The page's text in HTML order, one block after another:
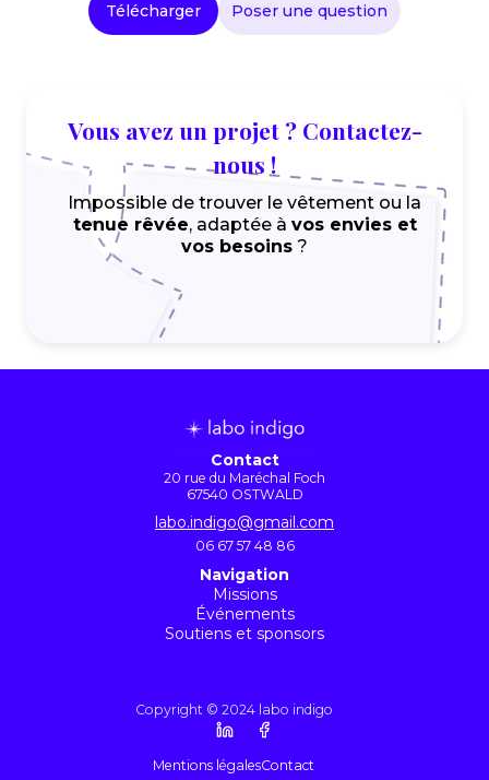
Télécharger Poser une question
Vous avez un projet ? Contactez-
nous !
Impossible de trouver le vêtement ou la
tenue rêvée, adaptée à vos envies et
vos besoins ?
Contactez-nous !
Contact
20 rue du Maréchal Foch
67540 OSTWALD
labo.indigo@gmail.com
06 67 57 48 86
Navigation
Missions
Événements
Soutiens et sponsors
Copyright © 2024 labo indigo
Mentions légalesContact